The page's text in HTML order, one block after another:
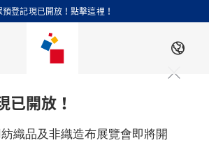
預登記現已開放！點擊這裡！
ZH
已開放！
織品及非織造布展覽會即將開